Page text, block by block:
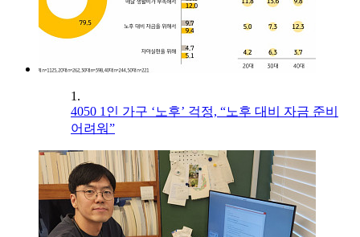
1.
4050 1인 가구 ‘노후’ 걱정, “노후 대비 자금 준비
어려워”